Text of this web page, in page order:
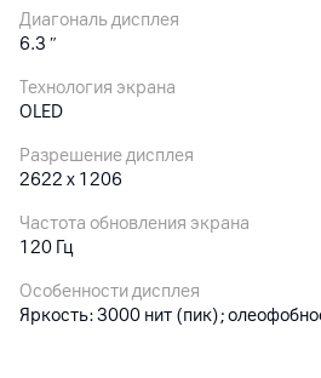
Новый дизайн для
Диагональ дисплея
6.3 ″
Технология экрана
OLED
Разрешение дисплея
2622 x 1206
Частота обновления экрана
120 Гц
Особенности дисплея
Яркость: 3000 нит (пик);